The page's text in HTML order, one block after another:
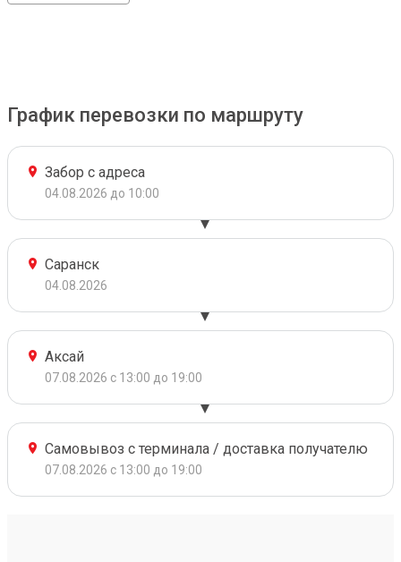
График перевозки по маршруту
Забор с адреса
04.08.2026 до 10:00
Саранск
04.08.2026
Аксай
07.08.2026 с 13:00 до 19:00
Самовывоз с терминала / доставка получателю
07.08.2026 с 13:00 до 19:00